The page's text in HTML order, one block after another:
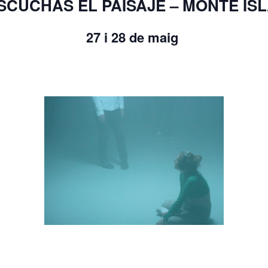
EL PAISAJE – MONTE
27 i 28 de maig